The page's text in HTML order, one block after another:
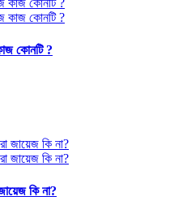
কোনটি ?
কি না?